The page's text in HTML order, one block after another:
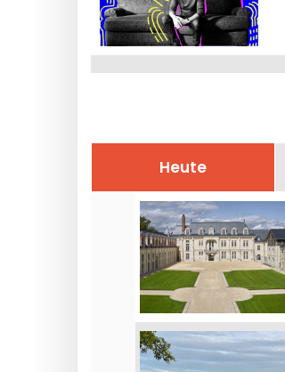
Heute